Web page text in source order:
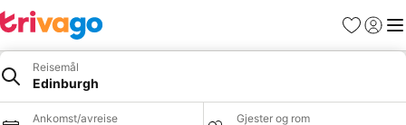
Favoritter
Logg
Reisemål
Edinburgh
Ankomst/avreise Gjester og rom